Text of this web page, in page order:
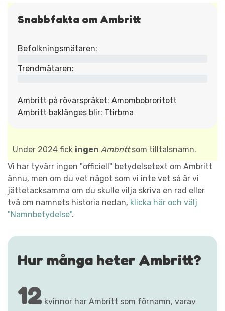
Snabbfakta om Ambritt
Befolkningsmätaren:
Trendmätaren:
Ambritt på rövarspråket: Amombobroritott
Ambritt baklänges blir: Ttirbma
Under 2024 fick ingen Ambrittsom tilltalsnamn.
Vi har tyvärr ingen "officiell" betydelsetext om Ambritt
ännu, men om du vet något som vi inte vet så är vi
jättetacksamma om du skulle vilja skriva en rad eller
två om namnets historia nedan, klicka här och välj
"Namnbetydelse".
Hur många heter Ambritt?
12 kvinnor har Ambritt som förnamn, varav